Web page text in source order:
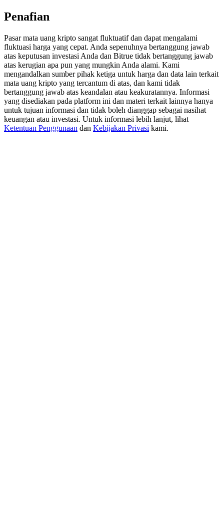
Register & Trade to Win 500,000 USDT
Precious Metals Trading Carnival
Trade Gold & Silver · 33,333 USDT Bonus
Penafian
Pasar mata uang kripto sangat fluktuatif dan dapat mengalami
fluktuasi harga yang cepat. Anda sepenuhnya bertanggung jawab
atas keputusan investasi Anda dan Bitrue tidak bertanggung jawab
atas kerugian apa pun yang mungkin Anda alami. Kami
mengandalkan sumber pihak ketiga untuk harga dan data lain terkait
mata uang kripto yang tercantum di atas, dan kami tidak
bertanggung jawab atas keandalan atau keakuratannya. Informasi
yang disediakan pada platform ini dan materi terkait lainnya hanya
untuk tujuan informasi dan tidak boleh dianggap sebagai nasihat
keuangan atau investasi. Untuk informasi lebih lanjut, lihat
Ketentuan Penggunaan dan Kebijakan Privasi kami.